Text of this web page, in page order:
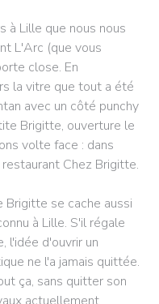
à Lille que nous nous
L'Arc (que vous
close. En
la vitre que tout a été
avec un côté punchy
Brigitte, ouverture le
volte face : dans
Chez Brigitte.
se cache aussi
à Lille. S'il régale
l'idée d'ouvrir un
ne l'a jamais quittée.
ça, sans quitter son